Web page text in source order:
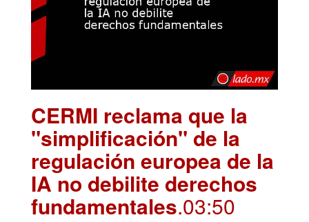
CERMI reclama que la
"simplificación" de la
regulación europea de la
IA no debilite derechos
fundamentales.03:50